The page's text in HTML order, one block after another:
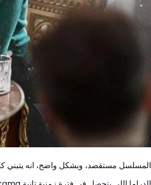
المسلسل مستقصد، وبشكل واضح، انه يتبني كل